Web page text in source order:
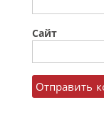
Сайт